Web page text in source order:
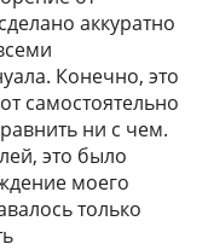
аккуратно
Конечно, это
самостоятельно
ни с чем.
это было
моего
только